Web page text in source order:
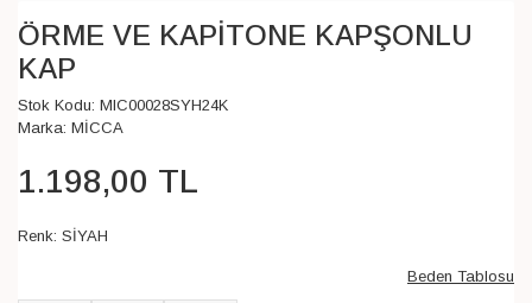
ÖRME VE KAPİTONE KAPŞONLU
KAP
Stok Kodu: MIC00028SYH24K
Marka: MİCCA
1.198,00 TL
Renk: SİYAH
Beden Tablosu